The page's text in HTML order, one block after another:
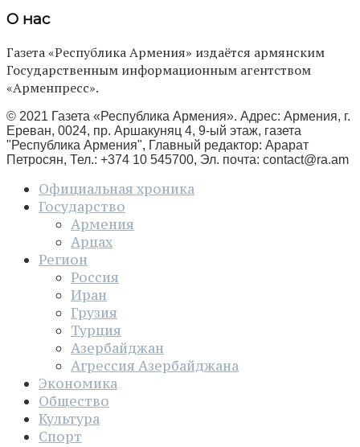
О нас
Газета «Республика Армения» издаётся армянским
Государственным информационным агентством
«Арменпресс».
© 2021 Газета «Республика Армения». Адрес: Армения, г.
Ереван, 0024, пр. Аршакуняц 4, 9-ый этаж, газета
"Республика Армения", Главный редактор: Арарат
Петросян, Тел.: +374 10 545700, Эл. почта: contact@ra.am
Официальная хроника
Государство
Армения
Арцах
Регион
Россия
Иран
Грузия
Турция
Азербайджан
Агрессия Азербайджана
Экономика
Общество
Культура
Спорт